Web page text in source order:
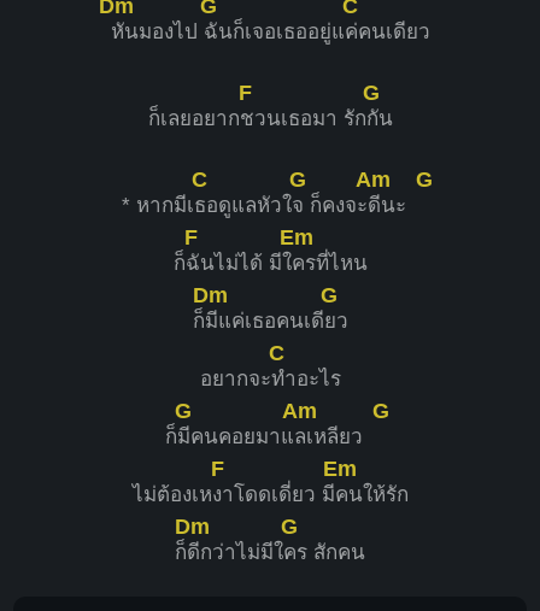
Dm
หันมองไป
G
ฉันก็เจอเธออยู่แ
C
ค่คนเดียว
ก็เลยอยาก
F
ชวนเธอมา รัก
G
กัน
* หากมีเ
C
ธอดูแลหัวใ
G
จ ก็คงจะ
Am
ดีนะ
G
ก็
F
ฉันไม่ได้ มีใ
Em
ครที่ไหน
ก็
Dm
มีแค่เธอคนเดี
G
ยว
อยากจะ
C
ทำอะไร
ก็
G
มีคนคอยมาแ
Am
ลเหลียว
G
ไม่ต้องเห
F
งาโดดเดี่ยว มี
Em
คนให้รัก
ก็
Dm
ดีกว่าไม่มีใ
G
คร สักคน